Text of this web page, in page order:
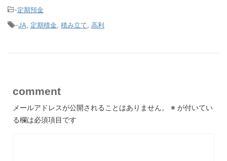
-定期預金
-JA 定期積金 積み立て 高利
comment
メールアドレスが公開されることはありません。 ※ が付いてい
る欄は必須項目です